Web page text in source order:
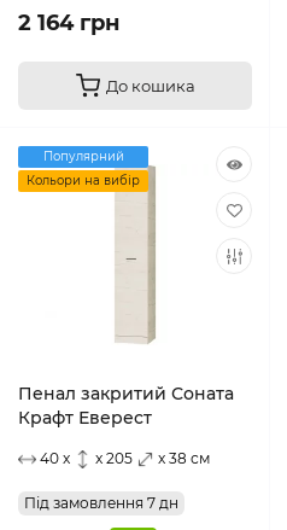
2 164 грн
До кошика
Популярний
Кольори на вибір
Пенал закритий Соната
Крафт Еверест
40 x x 205 x 38 см
Під замовлення 7 дн